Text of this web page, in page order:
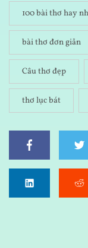
100 bài thơ hay
bài thơ đơn giản
Câu thơ đẹp
thơ lục bát